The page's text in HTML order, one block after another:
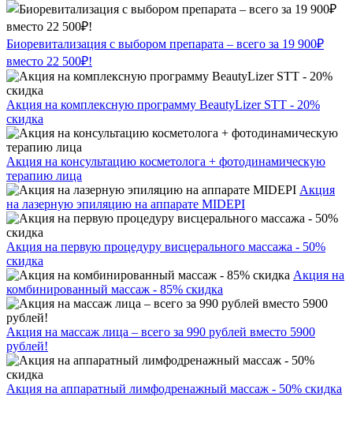
Биоревитализация с выбором препарата – всего за 19 900₽
вместо 22 500₽!
Акция на комплексную программу BeautyLizer STT - 20%
скидка
Акция на консультацию косметолога + фотодинамическую
терапию лица
Акция
на лазерную эпиляцию на аппарате MIDEPI
Акция на первую процедуру висцерального массажа - 50%
скидка
Акция на
комбинированный массаж - 85% скидка
Акция на массаж лица – всего за 990 рублей вместо 5900
рублей!
Акция на аппаратный лимфодренажный массаж - 50% скидка